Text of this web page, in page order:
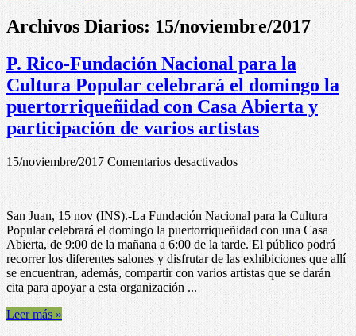
Archivos Diarios: 15/noviembre/2017
P. Rico-Fundación Nacional para la
Cultura Popular celebrará el domingo la
puertorriqueñidad con Casa Abierta y
participación de varios artistas
15/noviembre/2017 Comentarios desactivadosen
P.
Rico-
Fundación
Nacional
para
la
Cultura
Popular
celebrará
domingo
San Juan, 15 nov (INS).-La Fundación Nacional para la Cultura
Popular celebrará el domingo la puertorriqueñidad con una Casa
Abierta, de 9:00 de la mañana a 6:00 de la tarde. El público podrá
recorrer los diferentes salones y disfrutar de las exhibiciones que allí
se encuentran, además, compartir con varios artistas que se darán
cita para apoyar a esta organización ...
Leer más »